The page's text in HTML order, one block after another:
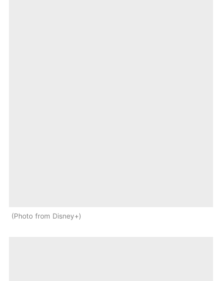
Photo from Disney+